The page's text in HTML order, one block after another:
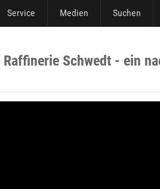
Service Medien Suchen
Schwedt - ein